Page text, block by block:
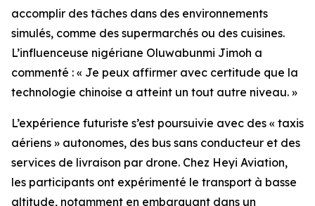
accomplir des tâches dans des environnements
simulés, comme des supermarchés ou des cuisines.
L’influenceuse nigériane Oluwabunmi Jimoh a
commenté : « Je peux affirmer avec certitude que la
technologie chinoise a atteint un tout autre niveau. »
L’expérience futuriste s’est poursuivie avec des « taxis
aériens » autonomes, des bus sans conducteur et des
services de livraison par drone. Chez Heyi Aviation,
les participants ont expérimenté le transport à basse
altitude, notamment en embarquant dans un